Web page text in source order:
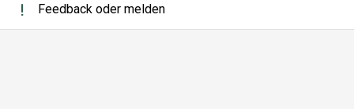
Feedback oder melden